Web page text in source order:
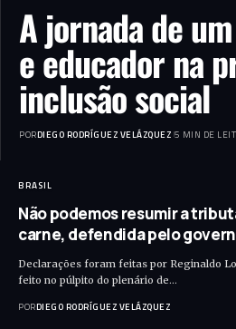
A jornada de
e educador na
inclusão social
PORDIEGO RODRÍGUEZ VELÁZQUEZ 5 MIN DE
BRASIL
Não podemos resumir a
carne, defendida pelo
Declarações foram feitas por Reginaldo
feito no púlpito do plenário de…
PORDIEGO RODRÍGUEZ VELÁZQUEZ